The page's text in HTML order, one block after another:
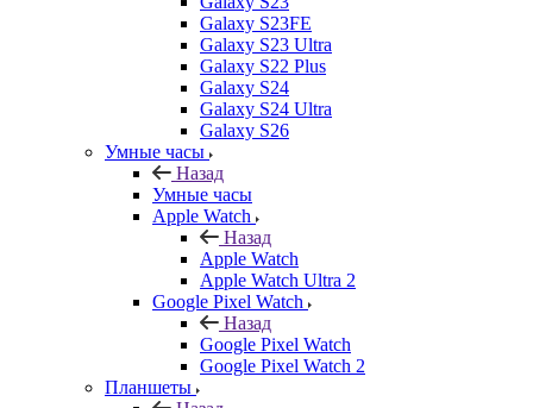
Galaxy S23FE
Galaxy S23 Ultra
Galaxy S22 Plus
Galaxy S24
Galaxy S24 Ultra
Galaxy S26
Умные часы
Назад
Умные часы
Apple Watch
Назад
Apple Watch
Apple Watch Ultra 2
Google Pixel Watch
Назад
Google Pixel Watch
Google Pixel Watch 2
Планшеты